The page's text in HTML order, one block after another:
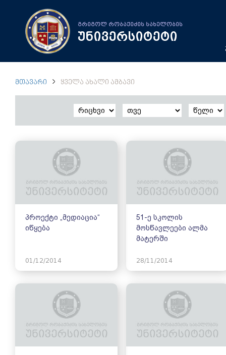
გრიგოლ რობაქიძის სახელობის
უნივერსიტეტი
ᲛᲗᲐᲕᲐᲠᲘ ᲧᲕᲔᲚᲐ ᲐᲮᲐᲚᲘ ᲐᲛᲑᲐᲕᲘ
პროექტი „მედიაცია“
იწყება
01/12/2014
51-ე სკოლის
მოსწავლეები ალმა
მატერში
28/11/2014